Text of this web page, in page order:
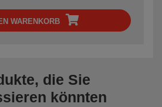
WARENKORB
die Sie
könnten